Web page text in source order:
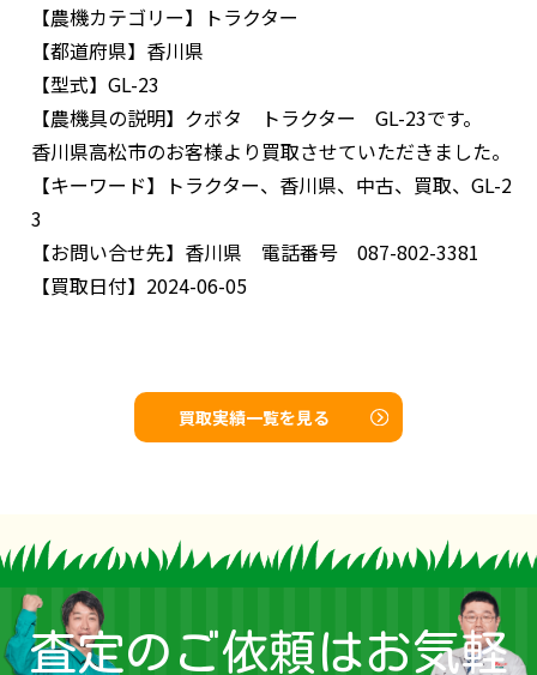
【農機カテゴリー】
トラクター
【都道府県】 香川県
【型式】 GL-23
【農機具の説明】 クボタ トラクター GL-23です。
香川県高松市のお客様より買取させていただきました。
【キーワード】
トラクター、香川県、中古、買取、GL-2
3
【お問い合せ先】 香川県 電話番号 087-802-3381
【買取日付】 2024-06-05
買取実績一覧を見る
査定のご依頼はお気軽